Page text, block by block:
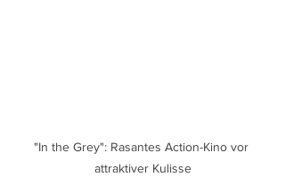
"In the Grey": Rasantes Action-Kino vor
attraktiver Kulisse